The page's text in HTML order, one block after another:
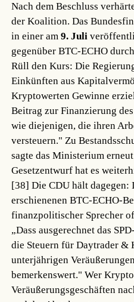
Nach dem Beschluss
der Koalition. Das
in einer am9. Juli
gegenüber BTC-ECHO
Rüll den Kurs: Die
Einkünften aus
Kryptowerten Gewinne
Beitrag zur Finanzierung
wie diejenigen, die ihren
versteuern." Zu
sagte das Ministerium
Gesetzentwurf hat es
[38] Die CDU hält dagegen:
erschienenen BTC-ECHO-
finanzpolitischer Sprecher
„Dass ausgerechnet das
die Steuern für Daytrader &
unterjährigen
bemerkenswert." Wer
Veräußerungsgeschäften